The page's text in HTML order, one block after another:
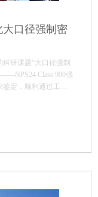
口径强制密
研课题“大口径强制
鉴定，顺利通过工…